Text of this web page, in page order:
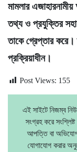
মামলার
তথ্য ও প্রযুক্তির
তাকে গ্রেপ্তার
প্রক্রিয়াধীন।
Post Views: 155
এই সাইটে নিজম্ব
সংগ্রহ করে
আপত্তি বা অভিযোগ
যোগাযোগ করার